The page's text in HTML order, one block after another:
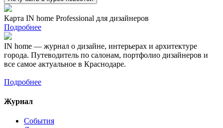
Карта IN home Professional для дизайнеров
Подробнее
IN home — журнал о дизайне, интерьерах и архитектуре
города. Путеводитель по салонам, портфолио дизайнеров и
все самое актуальное в Краснодаре.
Подробнее
Журнал
События